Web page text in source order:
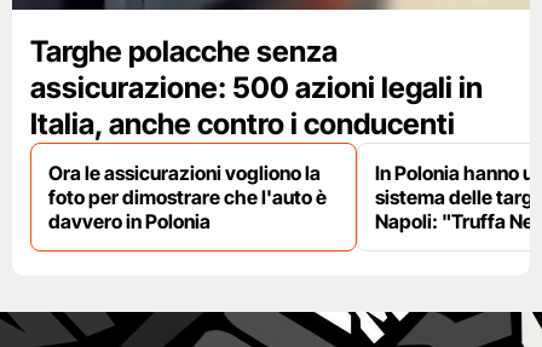
Targhe polacche senza
assicurazione: 500 azioni legali in
Italia, anche contro i conducenti
Ora le assicurazioni vogliono la
foto per dimostrare che l'auto è
davvero in Polonia
In Polonia hanno
sistema delle
Napoli: "Truffa